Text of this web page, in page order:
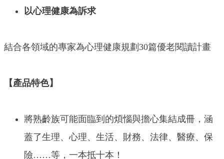
以心理健康為訴求
結合各領域的專家為心理健康規劃30篇優老閱讀計畫
【產品特色】
將熟齡族可能面臨到的煩惱與擔心集結成冊，涵
蓋了生理、心理、生活、財務、法律、醫療、保
險……等，一本抵十本！